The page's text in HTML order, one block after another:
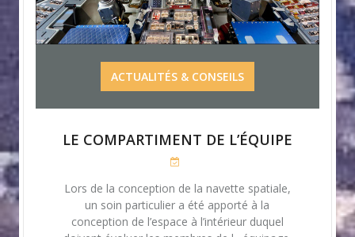
ACTUALITÉS & CONSEILS
LE COMPARTIMENT DE L’ÉQUIPE
Lors de la conception de la navette spatiale,
un soin particulier a été apporté à la
conception de l’espace à l’intérieur duquel